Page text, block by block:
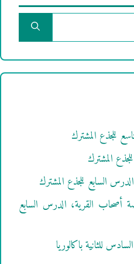
للجذع المشترك
المشترك
الآيات 12-28، قصة أصحاب القرية، الدرس السابع
للثانية باكالوريا